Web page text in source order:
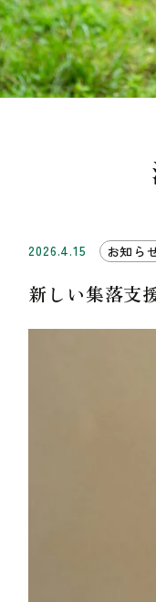
2026.4.15 お知ら
新しい集落支